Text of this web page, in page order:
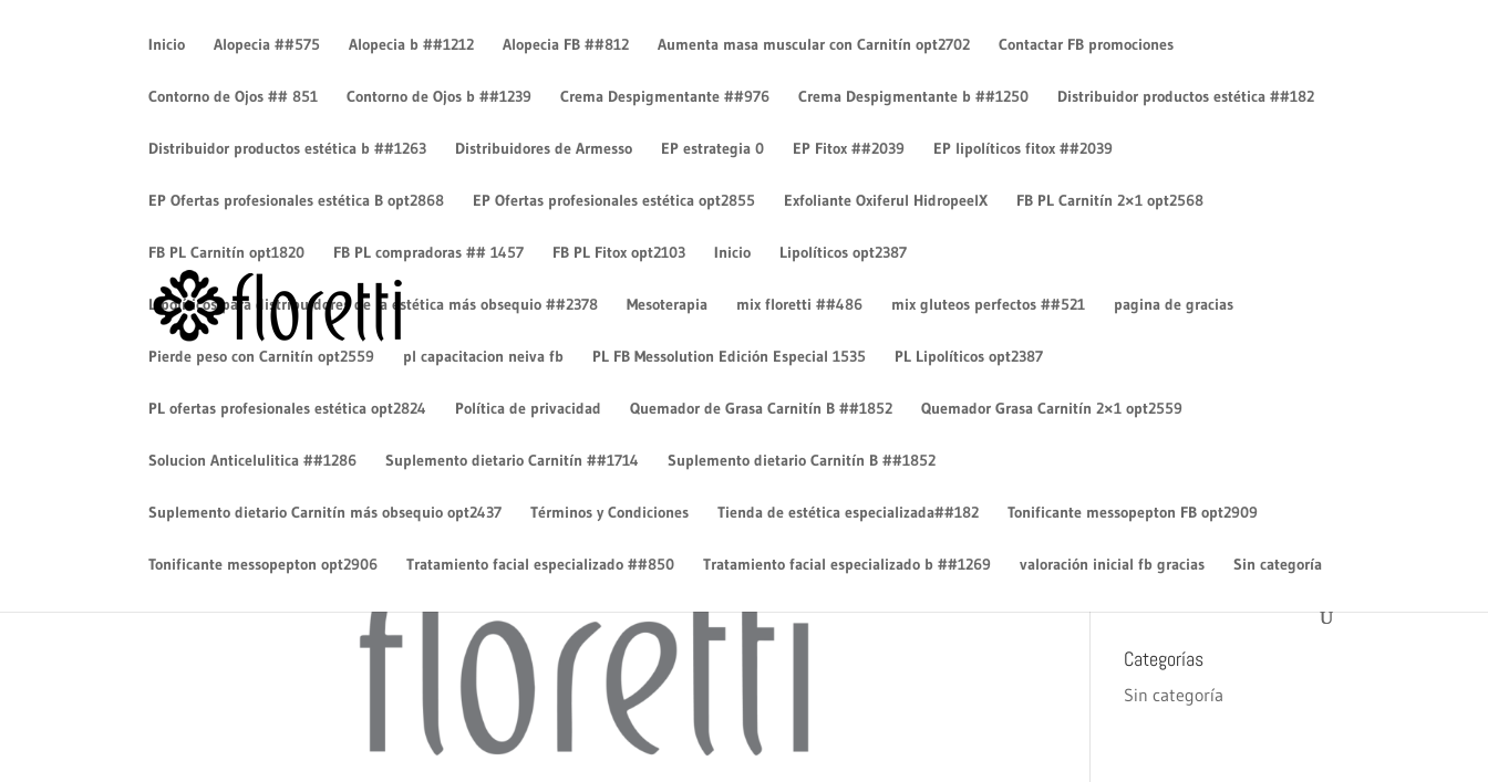
Inicio Alopecia ##575 Alopecia b ##1212 Alopecia FB ##812 Aumenta masa muscular con Carnitín opt2702 Contactar FB promociones
Contorno de Ojos ## 851 Contorno de Ojos b ##1239 Crema Despigmentante ##976 Crema Despigmentante b ##1250 Distribuidor productos estética ##182
Distribuidor productos estética b ##1263 Distribuidores de Armesso EP estrategia 0 EP Fitox ##2039 EP lipolíticos fitox ##2039
EP Ofertas profesionales estética B opt2868 EP Ofertas profesionales estética opt2855 Exfoliante Oxiferul HidropeelX FB PL Carnitín 2×1 opt2568
FB PL Carnitín opt1820 FB PL compradoras ## 1457 FB PL Fitox opt2103 Inicio Lipolíticos opt2387
Lipolíticos para distribuidores de la estética más obsequio ##2378 Mesoterapia mix floretti ##486 mix gluteos perfectos ##521 pagina de gracias
Pierde peso con Carnitín opt2559 pl capacitacion neiva fb PL FB Messolution Edición Especial 1535 PL Lipolíticos opt2387
PL ofertas profesionales estética opt2824 Política de privacidad Quemador de Grasa Carnitín B ##1852 Quemador Grasa Carnitín 2×1 opt2559
Solucion Anticelulitica ##1286 Suplemento dietario Carnitín ##1714 Suplemento dietario Carnitín B ##1852
Suplemento dietario Carnitín más obsequio opt2437 Términos y Condiciones Tienda de estética especializada##182 Tonificante messopepton FB opt2909
Tonificante messopepton opt2906 Tratamiento facial especializado ##850 Tratamiento facial especializado b ##1269 valoración inicial fb gracias Sin categoría
Logo-Floretti-2
porCesar Eduardo Camacho|Ene 18, 2019| 0 Comentarios
¡Hola mundo!
Un comentarista de
WordPressen¡Hola mundo!
Archivos
Categorías
Sin categoría